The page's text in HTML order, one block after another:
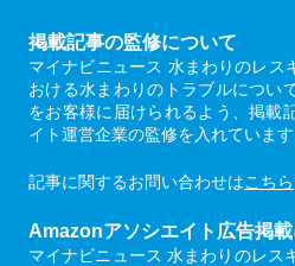
掲載記事の監修について
マイナビニュース 水まわりのレス
おける水まわりのトラブルについ
をお客様に届けられるよう、掲載
イト運営企業の監修を入れています
記事に関するお問い合わせはこちら
Amazonアソシエイト広告掲
マイナビニュース 水まわりのレス